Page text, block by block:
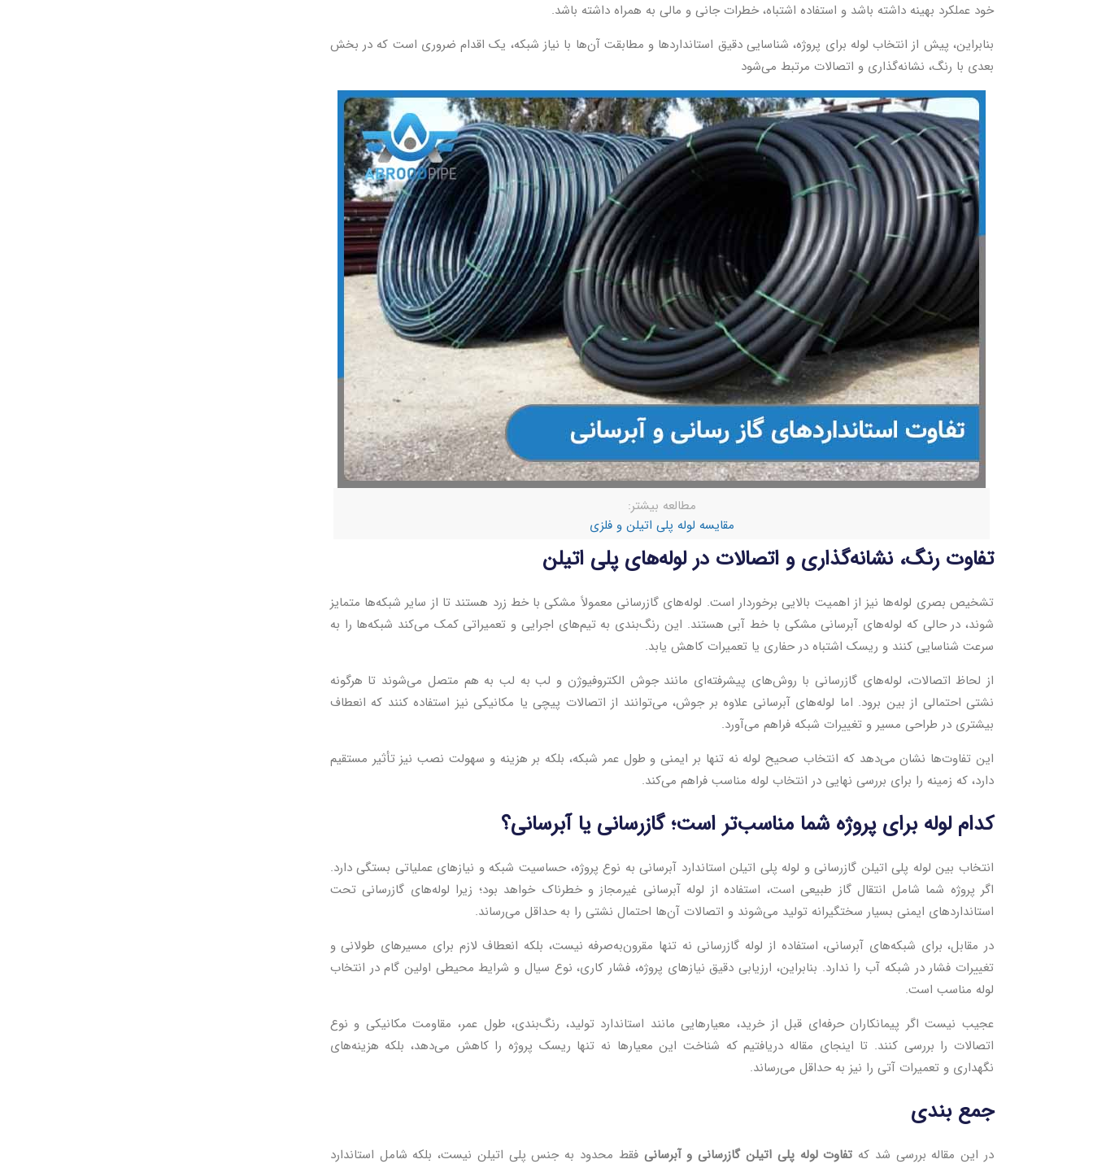
خود عملکرد بهینه داشته باشد و استفاده اشتباه، خطرات جانی و مالی به همراه داشته باشد.
بنابراین، پیش از انتخاب لوله برای پروژه، شناسایی دقیق استانداردها و مطابقت آن‌ها با نیاز شبکه، یک اقدام ضروری است که در بخش
بعدی با رنگ، نشانه‌گذاری و اتصالات مرتبط می‌شود
مطالعه بیشتر:
مقایسه لوله پلی اتیلن و فلزی
تفاوت رنگ، نشانه‌گذاری و اتصالات در لوله‌های پلی اتیلن
تشخیص بصری لوله‌ها نیز از اهمیت بالایی برخوردار است. لوله‌های گازرسانی معمولاً مشکی با خط زرد هستند تا از سایر شبکه‌ها متمایز
شوند، در حالی که لوله‌های آبرسانی مشکی با خط آبی هستند. این رنگ‌بندی به تیم‌های اجرایی و تعمیراتی کمک می‌کند شبکه‌ها را به
سرعت شناسایی کنند و ریسک اشتباه در حفاری یا تعمیرات کاهش یابد.
از لحاظ اتصالات، لوله‌های گازرسانی با روش‌های پیشرفته‌ای مانند جوش الکتروفیوژن و لب به لب به هم متصل می‌شوند تا هرگونه
نشتی احتمالی از بین برود. اما لوله‌های آبرسانی علاوه بر جوش، می‌توانند از اتصالات پیچی یا مکانیکی نیز استفاده کنند که انعطاف
بیشتری در طراحی مسیر و تغییرات شبکه فراهم می‌آورد.
این تفاوت‌ها نشان می‌دهد که انتخاب صحیح لوله نه تنها بر ایمنی و طول عمر شبکه، بلکه بر هزینه و سهولت نصب نیز تأثیر مستقیم
دارد، که زمینه را برای بررسی نهایی در انتخاب لوله مناسب فراهم می‌کند.
کدام لوله برای پروژه شما مناسب‌تر است؛ گازرسانی یا آبرسانی؟
انتخاب بین لوله پلی اتیلن گازرسانی و لوله پلی اتیلن استاندارد آبرسانی به نوع پروژه، حساسیت شبکه و نیازهای عملیاتی بستگی دارد.
اگر پروژه شما شامل انتقال گاز طبیعی است، استفاده از لوله آبرسانی غیرمجاز و خطرناک خواهد بود؛ زیرا لوله‌های گازرسانی تحت
استانداردهای ایمنی بسیار سختگیرانه تولید می‌شوند و اتصالات آن‌ها احتمال نشتی را به حداقل می‌رساند.
در مقابل، برای شبکه‌های آبرسانی، استفاده از لوله گازرسانی نه تنها مقرون‌به‌صرفه نیست، بلکه انعطاف لازم برای مسیرهای طولانی و
تغییرات فشار در شبکه آب را ندارد. بنابراین، ارزیابی دقیق نیازهای پروژه، فشار کاری، نوع سیال و شرایط محیطی اولین گام در انتخاب
لوله مناسب است.
عجیب نیست اگر پیمانکاران حرفه‌ای قبل از خرید، معیارهایی مانند استاندارد تولید، رنگ‌بندی، طول عمر، مقاومت مکانیکی و نوع
اتصالات را بررسی کنند. تا اینجای مقاله دریافتیم که شناخت این معیارها نه تنها ریسک پروژه را کاهش می‌دهد، بلکه هزینه‌های
نگهداری و تعمیرات آتی را نیز به حداقل می‌رساند.
جمع بندی
در این مقاله بررسی شد که تفاوت لوله پلی اتیلن گازرسانی و آبرسانی فقط محدود به جنس پلی اتیلن نیست، بلکه شامل استاندارد